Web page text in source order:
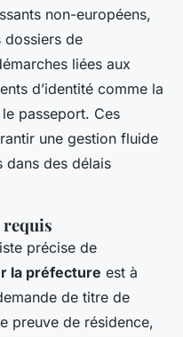
non-européens,
dossiers de
liées aux
d’identité comme la
passeport. Ces
une gestion fluide
dans des délais
précise de
la préfecture est à
de titre de
preuve de résidence,